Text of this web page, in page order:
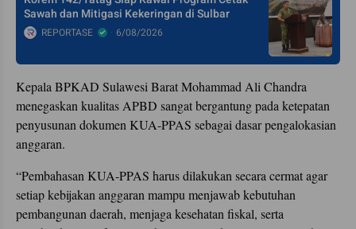
Sawah dan Mitigasi Kekeringan di Sulbar
REPORTASE 6/08/2026
Kepala BPKAD Sulawesi Barat Mohammad Ali Chandra
menegaskan kualitas APBD sangat bergantung pada ketepatan
penyusunan dokumen KUA-PPAS sebagai dasar pengalokasian
anggaran.
“Pembahasan KUA-PPAS harus dilakukan secara cermat agar
setiap kebijakan anggaran mampu menjawab kebutuhan
pembangunan daerah, menjaga kesehatan fiskal, serta